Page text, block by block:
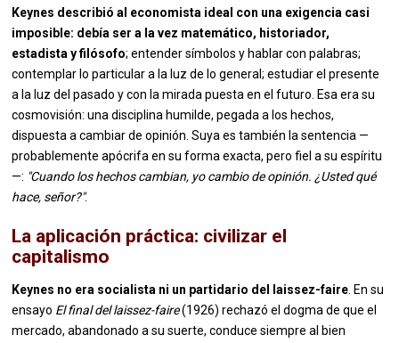
Keynes describió al economista ideal con una exigencia casi
imposible: debía ser a la vez matemático, historiador,
estadista y filósofo; entender símbolos y hablar con palabras;
contemplar lo particular a la luz de lo general; estudiar el presente
a la luz del pasado y con la mirada puesta en el futuro. Esa era su
cosmovisión: una disciplina humilde, pegada a los hechos,
dispuesta a cambiar de opinión. Suya es también la sentencia —
probablemente apócrifa en su forma exacta, pero fiel a su espíritu
—: "Cuando los hechos cambian, yo cambio de opinión. ¿Usted qué
hace, señor?".
La aplicación práctica: civilizar el
capitalismo
Keynes no era socialista ni un partidario del laissez-faire . En su
ensayo El final del laissez-faire(1926) rechazó el dogma de que el
mercado, abandonado a su suerte, conduce siempre al bien